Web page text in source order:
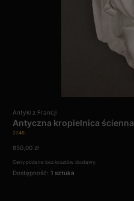
Kod produktu
2746
Antyczna kropielnica
Producent
Antyki z Francji
Cena
850,00 zł
Ceny podane bez kosztów dostawy.
Dostępność: 1 sztuka